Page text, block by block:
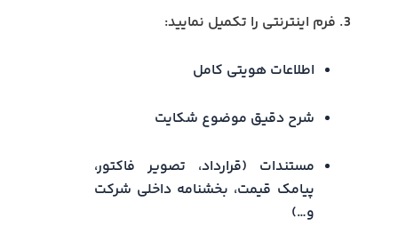
فرم اینترنتی را تکمیل نمایید:
اطلاعات هویتی کامل
شرح دقیق موضوع شکایت
مستندات (قرارداد، تصویر فاکتور،
پیامک قیمت، بخشنامه داخلی شرکت
و…)